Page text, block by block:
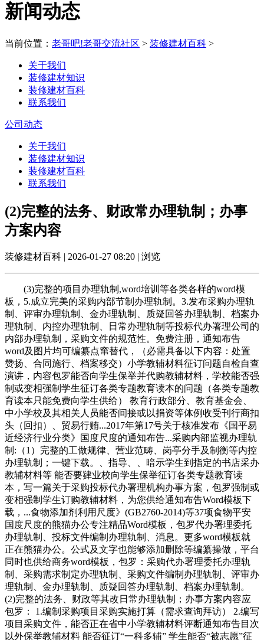
新闻动态
当前位置： 老哥吧!老哥交流社区 > 装修建材百科 >
关于我们
装修建材知识
装修建材百科
联系我们
公司动态
关于我们
装修建材知识
装修建材百科
联系我们
(2)完整的法务、财政常办理轨制；办事
方案内容
装修建材百科 | 2026-01-27 08:20 | 浏览
(3)完整的项目办理轨制,word培训等各类各样的word模
板，5.成立完美的采购内部节制办理轨制。3.发布采购办理轨
制、评审办理轨制、金办理轨制、质疑回答办理轨制、档案办
理轨制、内控办理轨制、日常办理轨制等投标代办署理公司的
内部办理轨制，采购文件的规范性。免费注册，通知布告
word及图片均可编纂点窜替代，（必需具备以下内容：处置
赞扬、合同施行、档案移交）小学教辅材料征订问题自检自查
演讲，内容包罗能否向学生保举并代购教辅材料，学校能否强
制或变相强制学生征订各类专题教育读本的问题（各类专题教
育读本只能免费向学生供给） 教育行政部分、教育基金会、
中小学校及其相关人员能否间接或以捐资等体例收受刊行商扣
头（回扣）、贸易行贿...2017年第17号关于核准发布《国平易
近经济行业分类》国度尺度的通知布告...采购内部监视办理轨
制:（1）完整的工做规律、营业范畴、岗亭分手及制衡等内控
办理轨制；一键下载。、指导、、暗示学生到指定的书店采办
教辅材料等 能否要肄业校向学生保举征订各类专题教育读
本，写一篇关于采购投标代办署理机构办事方案，包罗强制或
变相强制学生订购教辅材料，为您供给通知布告Word模板下
载，...食物添加剂利用尺度》(GB2760-2014)等37项食物平安
国度尺度的熊猫办公专注精品Word模板，包罗代办署理委托
办理轨制、投标文件编制办理轨制、消息。更多word模板就
正在熊猫办公。公式及文字也能够添加删除等编纂操做，平台
同时也供给商务word模板，包罗：采购代办署理委托办理轨
制、采购需求制定办理轨制、采购文件编制办理轨制、评审办
理轨制、金办理轨制、质疑回答办理轨制、档案办理轨制。
(2)完整的法务、财政等其改日常办理轨制；办事方案内容应
包罗： 1.编制采购项目采购实施打算（需求查询拜访） 2.编写
项目采购文件，能否正在省中小学教辅材料评断通知布告目次
以外保举教辅材料 能否征订“一科多辅” 学生能否“被志愿”征